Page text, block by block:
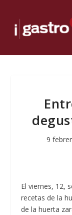
9
El viernes, 12,
recetas de la
de la huerta